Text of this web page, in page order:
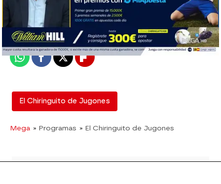
El Chiringuito
Madrid
Publicado:02 de septiembre de 2019, 03:10
WhatsappFacebook
X Flipboard
El Chiringuito de Jugones
Mega » Programas » El Chiringuito de Jugones